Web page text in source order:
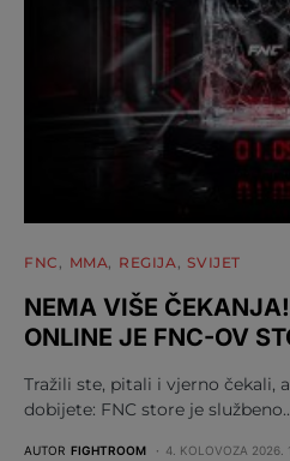
FNC MMA REGIJA SVIJET
NEMA VIŠE
ONLINE JE FNC-OV
Tražili ste, pitali i vjerno čekali,
dobijete: FNC store je
AUTOR FIGHTROOM 4. KOLOVOZA 2026.